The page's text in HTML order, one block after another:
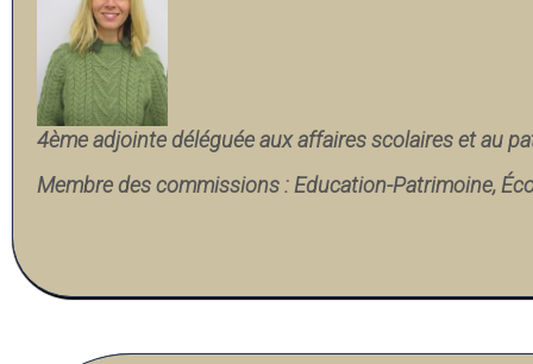
4ème adjointe déléguée aux affaires scolaires et au
Membre des commissions : Education-Patrimoine,